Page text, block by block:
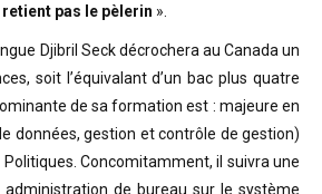
pas le pèlerin ».
Djibril Seck décrochera au Canada un
soit l’équivalant d’un bac plus quatre
de sa formation est : majeure en
données, gestion et contrôle de gestion)
Concomitamment, il suivra une
de bureau sur le système